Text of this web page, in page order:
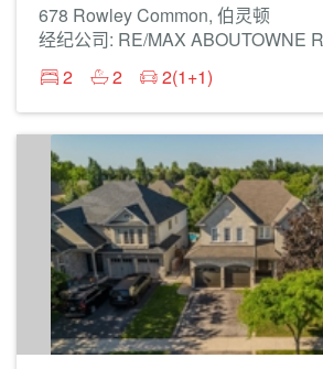
678 Rowley Common, 伯灵顿
经纪公司: RE/MAX ABOUTOWNE
2
2 2(1+1)